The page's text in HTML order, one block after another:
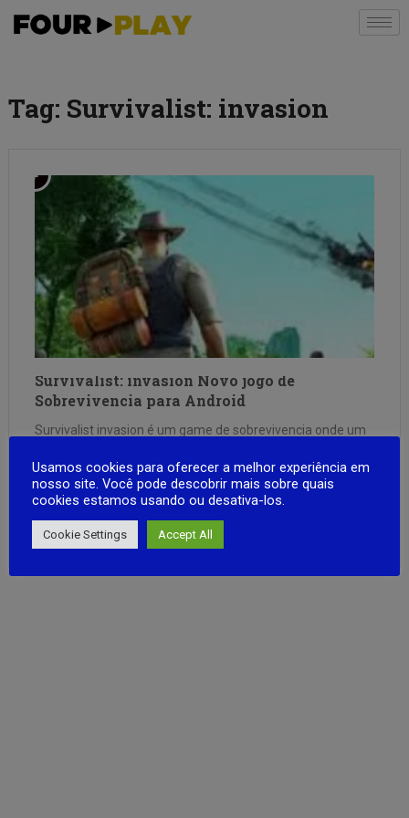
Tag: Survivalist: invasion
Survivalist: invasion Novo jogo de
Sobrevivencia para Android
Survivalist invasion é um game de sobrevivencia onde um
remota cheia de inimigos, no game você terá que coleta
recursos para sua sobrevivencia e construir um abrigo
FULL ARTICLE
Usamos cookies para oferecer a melhor experiência em
nosso site. Você pode descobrir mais sobre quais
cookies estamos usando ou desativa-los.
Cookie Settings Accept All